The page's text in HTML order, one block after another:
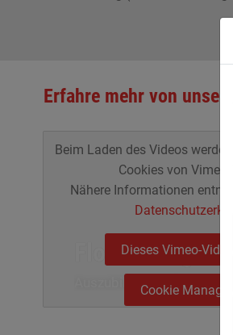
Erfahre mehr von
Beim Laden des Videos
Cookies von Vimeo
Nähere Informationen
Dieses Vimeo-
Cookie
Florian Hilgart
Auszubildender